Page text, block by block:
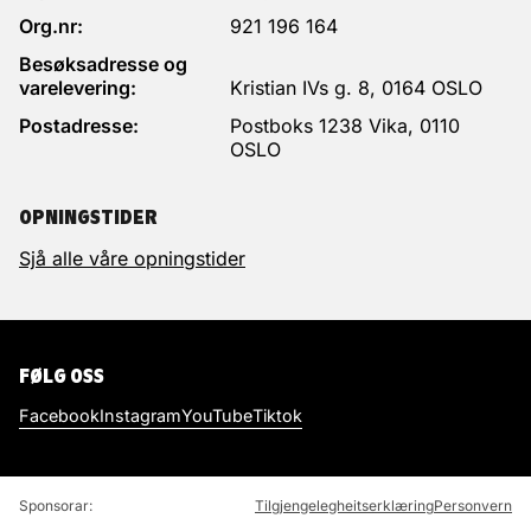
MORTEN SVARTVEIT GINA BERNHOFT
Komponist
Gaute Tønder
Koreograf
Kristin Ryg Helgebostad
Forlag
Teknisk produsent
Eigil Aasen
Ada Hesjevoll og Eline Gundersen Ås
Ida Frithioff
Lydteknikar
Kitty Krohn Riege
Org.nr:
921 196 164
Besøksadresse og
varelevering:
Kristian IVs g. 8, 0164 OSLO
Postadresse:
Postboks 1238 Vika, 0110
OSLO
OPNINGSTIDER
Sjå alle våre opningstider
FØLG OSS
FacebookInstagramYouTubeTiktok
Sponsorar: TilgjengelegheitserklæringPersonvern